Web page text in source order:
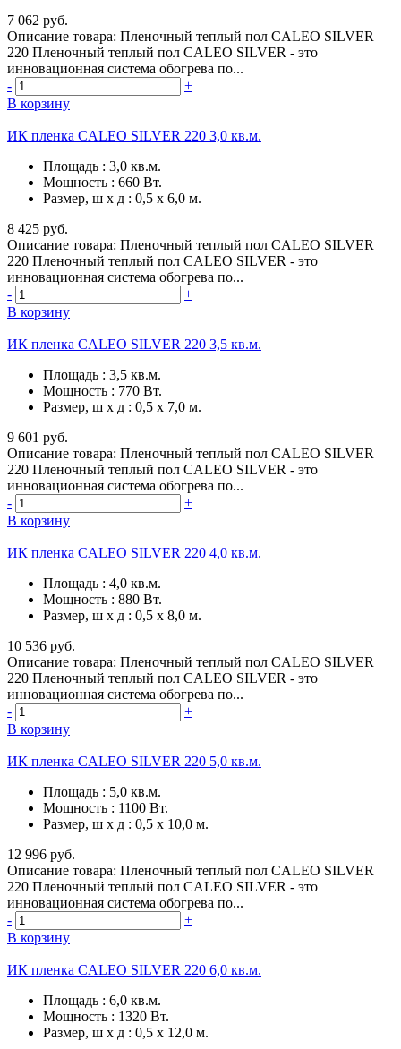
7 062 руб.
Описание товара: Пленочный теплый пол CALEO SILVER
220 Пленочный теплый пол CALEO SILVER - это
инновационная система обогрева по...
-
+
В корзину
ИК пленка CALEO SILVER 220 3,0 кв.м.
Площадь : 3,0 кв.м.
Мощность : 660 Вт.
Размер, ш х д : 0,5 х 6,0 м.
8 425 руб.
Описание товара: Пленочный теплый пол CALEO SILVER
220 Пленочный теплый пол CALEO SILVER - это
инновационная система обогрева по...
-
+
В корзину
ИК пленка CALEO SILVER 220 3,5 кв.м.
Площадь : 3,5 кв.м.
Мощность : 770 Вт.
Размер, ш х д : 0,5 х 7,0 м.
9 601 руб.
Описание товара: Пленочный теплый пол CALEO SILVER
220 Пленочный теплый пол CALEO SILVER - это
инновационная система обогрева по...
-
+
В корзину
ИК пленка CALEO SILVER 220 4,0 кв.м.
Площадь : 4,0 кв.м.
Мощность : 880 Вт.
Размер, ш х д : 0,5 х 8,0 м.
10 536 руб.
Описание товара: Пленочный теплый пол CALEO SILVER
220 Пленочный теплый пол CALEO SILVER - это
инновационная система обогрева по...
-
+
В корзину
ИК пленка CALEO SILVER 220 5,0 кв.м.
Площадь : 5,0 кв.м.
Мощность : 1100 Вт.
Размер, ш х д : 0,5 х 10,0 м.
12 996 руб.
Описание товара: Пленочный теплый пол CALEO SILVER
220 Пленочный теплый пол CALEO SILVER - это
инновационная система обогрева по...
-
+
В корзину
ИК пленка CALEO SILVER 220 6,0 кв.м.
Площадь : 6,0 кв.м.
Мощность : 1320 Вт.
Размер, ш х д : 0,5 х 12,0 м.